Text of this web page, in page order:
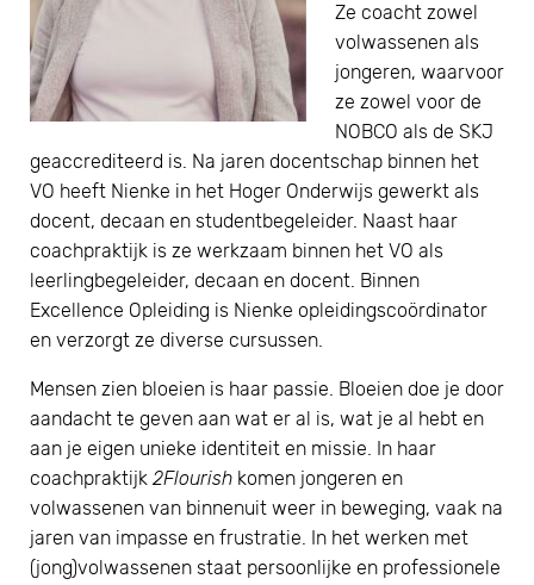
Ze coacht zowel
volwassenen als
jongeren, waarvoor
ze zowel voor de
NOBCO als de SKJ
geaccrediteerd is. Na jaren docentschap binnen het
VO heeft Nienke in het Hoger Onderwijs gewerkt als
docent, decaan en studentbegeleider. Naast haar
coachpraktijk is ze werkzaam binnen het VO als
leerlingbegeleider, decaan en docent. Binnen
Excellence Opleiding is Nienke opleidingscoördinator
en verzorgt ze diverse cursussen.
Mensen zien bloeien is haar passie. Bloeien doe je door
aandacht te geven aan wat er al is, wat je al hebt en
aan je eigen unieke identiteit en missie. In haar
coachpraktijk 2Flourish komen jongeren en
volwassenen van binnenuit weer in beweging, vaak na
jaren van impasse en frustratie. In het werken met
(jong)volwassenen staat persoonlijke en professionele